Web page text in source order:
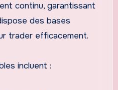
continu, garantissant
des bases
trader efficacement.
incluent :